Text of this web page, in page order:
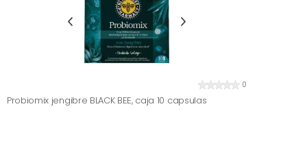
0
Probiomix jengibre BLACK BEE, caja 10 capsulas